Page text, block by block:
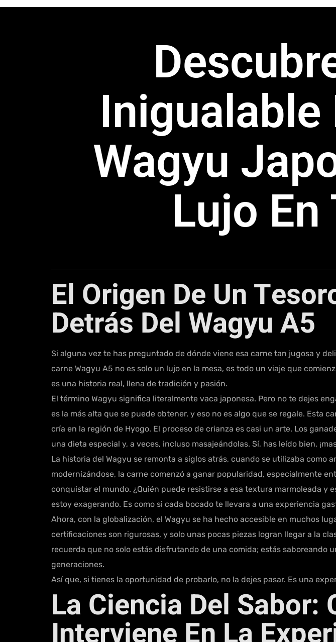
Inigualable
Wagyu
Lujo En
El Origen De Un
Detrás Del Wagyu A5
Si alguna vez te has preguntado de dónde viene esa carne tan jugosa y
carne Wagyu A5 no es solo un lujo en la mesa, es todo un viaje que
es una historia real, llena de tradición y pasión.
El término Wagyu significa literalmente vaca japonesa. Pero no te dejes
es la más alta que se puede obtener, y eso no es algo que se regale. Esta
cría en la región de Hyogo. El proceso de crianza es casi un arte. Los
una dieta especial y, a veces, incluso masajeándolas. Sí, has leído bien,
La historia del Wagyu se remonta a siglos atrás, cuando se utilizaba
modernizándose, la carne comenzó a ganar popularidad, especialmente
conquistar el mundo. ¿Quién puede resistirse a esa textura marmoleada y
estoy exagerando. Es como si cada bocado te llevara a una experiencia
Ahora, con la globalización, el Wagyu se ha hecho accesible en muchos
certificaciones son rigurosas, y solo unas pocas piezas logran llegar a la
recuerda que no solo estás disfrutando de una comida; estás saboreando
generaciones.
Así que, si tienes la oportunidad de probarlo, no la dejes pasar. Es una
La Ciencia Del Sabor: